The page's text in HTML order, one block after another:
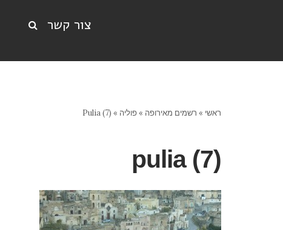
צור קשר
ראשי » רשמים מאירופה »פוליה »
Pulia (7)
pulia (7)